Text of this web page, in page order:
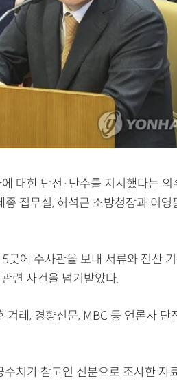
대한 단전·단수를 지시했다는 의
집무실, 허석곤 소방청장과 이영
곳에 수사관을 보내 서류와 전산
련 사건을 넘겨받았다.
레, 경향신문, MBC 등 언론사 단
처가 참고인 신분으로 조사한 자